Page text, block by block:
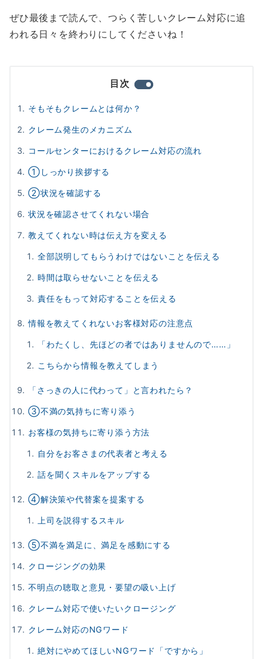
ぜひ最後まで読んで、つらく苦しいクレーム対応に追
われる日々を終わりにしてくださいね！
目次
そもそもクレームとは何か？
クレーム発生のメカニズム
コールセンターにおけるクレーム対応の流れ
①しっかり挨拶する
②状況を確認する
状況を確認させてくれない場合
教えてくれない時は伝え方を変える
全部説明してもらうわけではないことを伝える
時間は取らせないことを伝える
責任をもって対応することを伝える
情報を教えてくれないお客様対応の注意点
「わたくし、先ほどの者ではありませんので……」
こちらから情報を教えてしまう
「さっきの人に代わって」と言われたら？
③不満の気持ちに寄り添う
お客様の気持ちに寄り添う方法
自分をお客さまの代表者と考える
話を聞くスキルをアップする
④解決策や代替案を提案する
上司を説得するスキル
⑤不満を満足に、満足を感動にする
クロージングの効果
不明点の聴取と意見・要望の吸い上げ
クレーム対応で使いたいクロージング
クレーム対応のNGワード
絶対にやめてほしいNGワード「ですから」